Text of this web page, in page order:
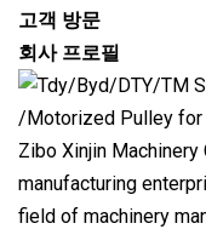
고객 방문
회사 프로필
Zibo Xinjin
manufacturing
field of machinery